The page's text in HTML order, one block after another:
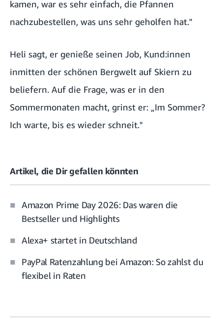
kamen, war es sehr einfach, die Pfannen
nachzubestellen, was uns sehr geholfen hat."
Heli sagt, er genieße seinen Job, Kund:innen
inmitten der schönen Bergwelt auf Skiern zu
beliefern. Auf die Frage, was er in den
Sommermonaten macht, grinst er: „Im Sommer?
Ich warte, bis es wieder schneit."
Artikel, die Dir gefallen könnten
Amazon Prime Day 2026: Das waren die
Bestseller und Highlights
Alexa+ startet in Deutschland
PayPal Ratenzahlung bei Amazon: So zahlst du
flexibel in Raten